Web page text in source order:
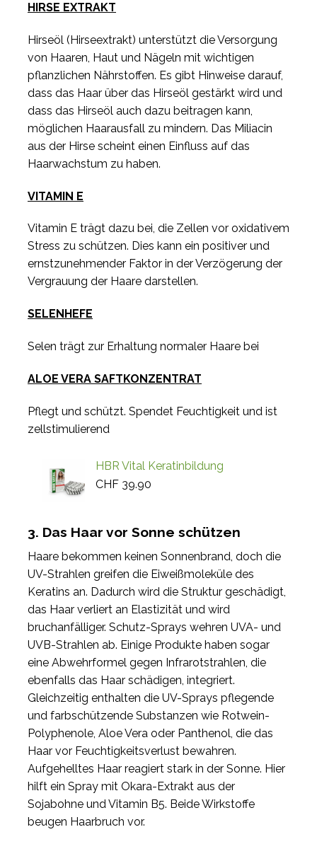
HIRSE EXTRAKT
Hirseöl (Hirseextrakt) unterstützt die Versorgung
von Haaren, Haut und Nägeln mit wichtigen
pflanzlichen Nährstoffen. Es gibt Hinweise darauf,
dass das Haar über das Hirseöl gestärkt wird und
dass das Hirseöl auch dazu beitragen kann,
möglichen Haarausfall zu mindern. Das Miliacin
aus der Hirse scheint einen Einfluss auf das
Haarwachstum zu haben.
VITAMIN E
Vitamin E trägt dazu bei, die Zellen vor oxidativem
Stress zu schützen. Dies kann ein positiver und
ernstzunehmender Faktor in der Verzögerung der
Vergrauung der Haare darstellen.
SELENHEFE
Selen trägt zur Erhaltung normaler Haare bei
ALOE VERA SAFTKONZENTRAT
Pflegt und schützt. Spendet Feuchtigkeit und ist
zellstimulierend
HBR Vital Keratinbildung
CHF39.90
3. Das Haar vor Sonne schützen
Haare bekommen keinen Sonnenbrand, doch die
UV-Strahlen greifen die Eiweißmoleküle des
Keratins an. Dadurch wird die Struktur geschädigt,
das Haar verliert an Elastizität und wird
bruchanfälliger. Schutz-Sprays wehren UVA- und
UVB-Strahlen ab. Einige Produkte haben sogar
eine Abwehrformel gegen Infrarotstrahlen, die
ebenfalls das Haar schädigen, integriert.
Gleichzeitig enthalten die UV-Sprays pflegende
und farbschützende Substanzen wie Rotwein-
Polyphenole, Aloe Vera oder Panthenol, die das
Haar vor Feuchtigkeitsverlust bewahren.
Aufgehelltes Haar reagiert stark in der Sonne. Hier
hilft ein Spray mit Okara-Extrakt aus der
Sojabohne und Vitamin B5. Beide Wirkstoffe
beugen Haarbruch vor.